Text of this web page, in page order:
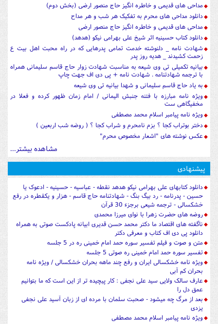
مداحی های قدیمی و خاطره انگیز حاج منصور ارضی (بخش دوم)
دانلود مداحی های محرم به تفکیک هر شب و هر مداح
مداحی های قدیمی و خاطره انگیز حاج منصور ارضی
دانلود کتاب حسینیه اثر شیخ علی بهرامی نیکو (هدهد)
شهادت نامه _ دلنوشته خدمت تمامی پدرهایی که در راه محبت اهل بیت ع
زحمت کشیدند _ هدیه روز پدر
بیانیه تکمیلی تی وی شیعه به مناسبت شهادت زوار حاج قاسم سلیمانی همراه
با ترجمه شهادتنامه . شهادت نامه + پی دی اف جهت چاپ
به یاد حاج قاسم سلیمانی و شهدا بیانیه تی وی شیعه
ویژه نامه مبارزه با فتنه جنبش الیمانی / امام زمان ظهور کرده و فعلا در
مخفیگاهی ست
ویژه نامه پیامبر اسلام محمد مصطفی
دختر بوتراب کجا ؟ بزم نامحرم و شراب کجا ؟ ( روضه شب اربعین )
عکس نوشته های "اشعار مخصوص محرم"
مشاهده بیشتر...
پیشنهادی
دانلود کتابهای علی بهرامی نیکو هدهد نقطه - عباسیه - حسینیه - ادعوک یا
حسین - پدرنامه - رد بیگ بنگ - شهادتنامه حاج قاسم - هزار و یکقطره در رفع
خشکسالی - ترجمه شیعی برجزء 30 قرآن
روضه های حضرت زهرا با نوای میرزا محمدی
ناگفته های اقتصاد ما دکتر محمد حسن قدیری ابیانه پادکست صوتی به همراه
دانلود پی دی اف کتاب و معرفی دکتر
متن و صوت و فیلم تفسیر سوره حمد امام خمینی ره در 5 جلسه
تفسیر سوره حمد امام خمینی ره صوتی 5 جلسه
ویژه نامه خشکسالی ایران و رفع چند ماهه بحران خشکسالی / ویژه نامه
بحران کم آبی
عارف سالک ولایی سید علی نجفی : کار پیچیده تر از این است که ما بتوانیم
عمق دل را
بعد از مرگ چه میشود - صحبت سلمان با مرده ای از زبان آسید علی نجفی
یزدی
ویژه نامه پیامبر اسلام محمد مصطفی